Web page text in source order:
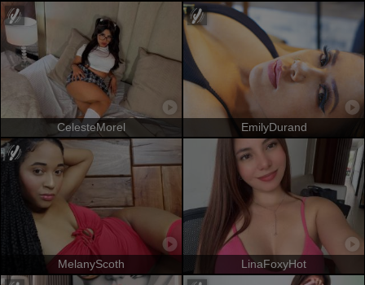
CelesteMorel EmilyDurand
MelanyScoth LinaFoxyHot